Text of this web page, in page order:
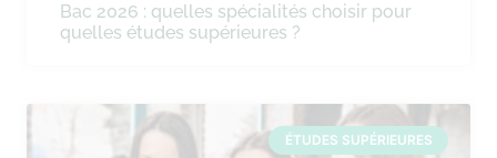
Bac 2026 : quelles spécialités choisir pour
quelles études supérieures ?
ÉTUDES SUPÉRIEURES